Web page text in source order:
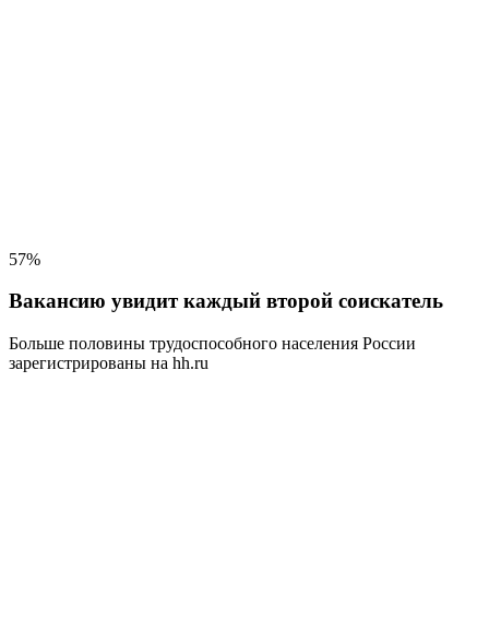
57%
Вакансию увидит каждый второй соискатель
Больше половины трудоспособного населения России
зарегистрированы на hh.ru